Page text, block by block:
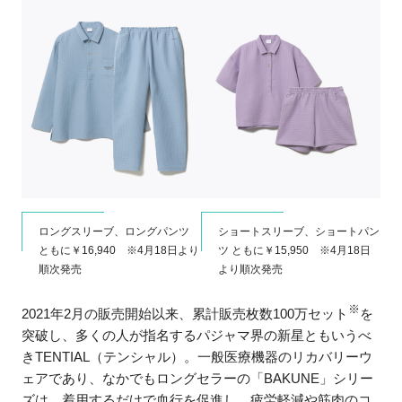
ロングスリーブ、ロングパンツ
ともに￥16,940 ※4月18日より
順次発売
ショートスリーブ、ショートパン
ツ ともに￥15,950 ※4月18日
より順次発売
2021年2月の販売開始以来、累計販売枚数100万セット ※ を
突破し、多くの人が指名するパジャマ界の新星ともいうべ
きTENTIAL（テンシャル）。一般医療機器のリカバリーウ
ェアであり、なかでもロングセラーの「BAKUNE」シリー